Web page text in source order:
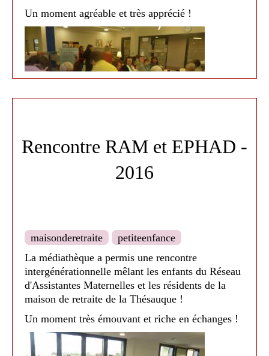
Médiathèque de Nailloux 2021
Un moment agréable et très apprécié !
Rencontre RAM et EPHAD -
2016
maisonderetraite
petiteenfance
La médiathèque a permis une rencontre
intergénérationnelle mêlant les enfants du Réseau
d'Assistantes Maternelles et les résidents de la
maison de retraite de la Thésauque !
Un moment très émouvant et riche en échanges !